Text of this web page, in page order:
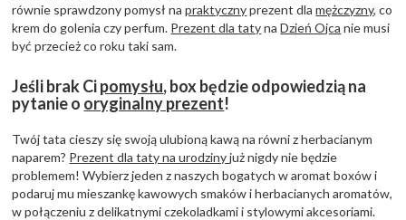
równie sprawdzony pomysł napraktycznyprezent dlamężczyzny, co
krem do golenia czy perfum. Prezent dla tatynaDzień Ojca nie musi
być przecież co roku taki sam.
Jeśli brak Cipomysłu, box będzie odpowiedzią na
pytanie o oryginalny prezent!
Twój tata cieszy się swoją ulubioną kawą na równi z herbacianym
naparem? Prezent dla taty na urodzinyjuż nigdy nie będzie
problemem! Wybierz jeden z naszych bogatych w aromat boxów i
podaruj mu mieszankę kawowych smaków i herbacianych aromatów,
w połączeniu z delikatnymi czekoladkami i stylowymi akcesoriami.